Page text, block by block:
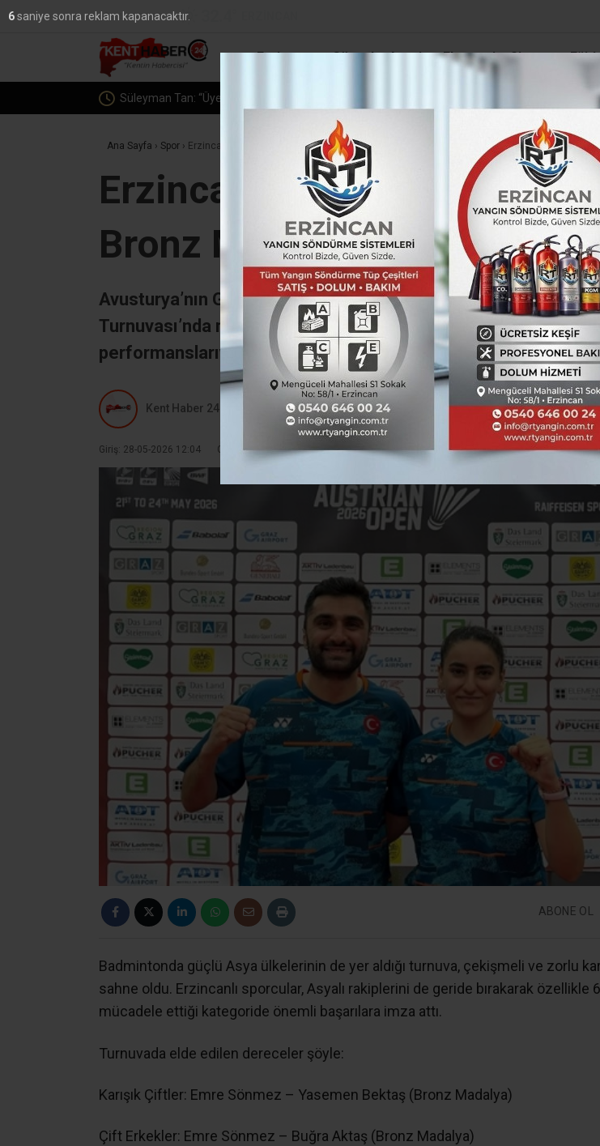
YAZARLAR
Erzincan Güncel Asayiş Ekonomi Siyaset
Öğrenci affı
Ana Sayfa › Spor › Erzincanlı Milli Badmintoncular Avusturya’dan Üç Bronz Madalya Kazandılar
Erzincanlı Milli
Bronz Madalya Kazandılar
Avusturya’nın Graz şehrinde düzenlenen ve 32 ülkenin
Turnuvası’nda mücadele eden Erzincanlı milli sporcular Emre
performanslarıyla organizasyonu 3 bronz madalya ile
Kent Haber 24
Giriş: 28-05-2026 12:04 Güncelleme: 28-05-2026 12:04 Kaynak: Hasan Çakmak
ABONE OL
Badmintonda güçlü Asya ülkelerinin de yer aldığı turnuva, çekişmeli ve zorlu
sahne oldu. Erzincanlı sporcular, Asyalı rakiplerini de geride bırakarak özellikle
mücadele ettiği kategoride önemli başarılara imza attı.
Turnuvada elde edilen dereceler şöyle:
Karışık Çiftler: Emre Sönmez – Yasemen Bektaş (Bronz Madalya)
Çift Erkekler: Emre Sönmez – Buğra Aktaş (Bronz Madalya)
5saniye sonra reklam kapanacaktır.